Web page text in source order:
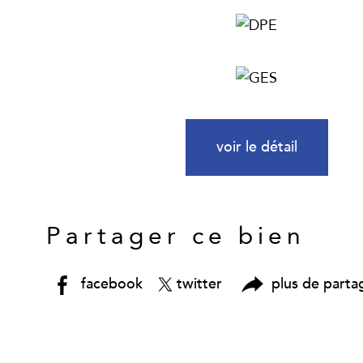
voir le détail
Partager ce bien
facebook twitter plus de